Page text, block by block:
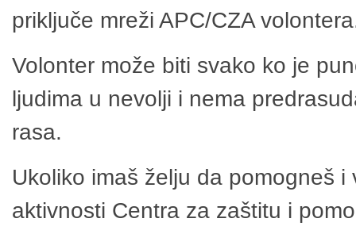
priključe mreži APC/CZA
Volonter može biti svako ko je
ljudima u nevolji i nema
rasa.
Ukoliko imaš želju da pomogneš
aktivnosti Centra za zaštitu i